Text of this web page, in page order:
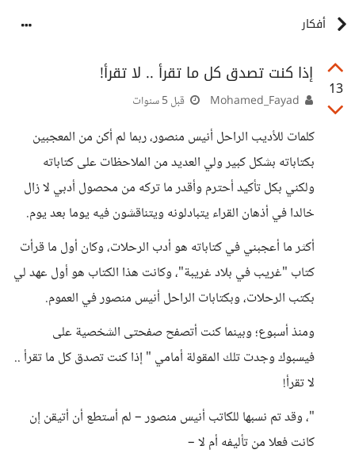
أفكار
13
إذا كنت تصدق كل ما تقرأ .. لا تقرأ!
قبل 5 سنوات
كلمات للأديب الراحل أنيس منصور، ربما لم أكن من المعجبين
بكتاباته بشكل كبير ولي العديد من الملاحظات على كتاباته
ولكني بكل تأكيد أحترم وأقدر ما تركه من محصول أدبي لا زال
خالدا في أذهان القراء يتبادلونه ويتناقشون فيه يوما بعد يوم.
أكثر ما أعجبني في كتاباته هو أدب الرحلات، وكان أول ما قرأت
كتاب "غريب في بلاد غريبة"، وكانت هذا الكتاب هو أول عهد لي
بكتب الرحلات، وبكتابات الراحل أنيس منصور في العموم.
ومنذ أسبوع؛ وبينما كنت أتصفح صفحتى الشخصية على
فيسبوك وجدت تلك المقولة أمامي " إذا كنت تصدق كل ما تقرأ ..
لا تقرأ!
"، وقد تم نسبها للكاتب أنيس منصور – لم أستطع أن أتيقن إن
كانت فعلا من تأليفه أم لا –